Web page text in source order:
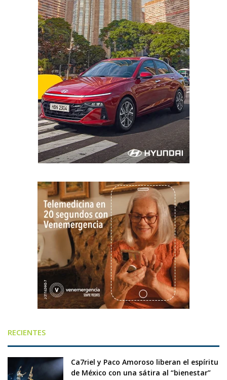
RECIENTES
Ca7riel y Paco Amoroso liberan el espíritu
de México con una sátira al “bienestar”